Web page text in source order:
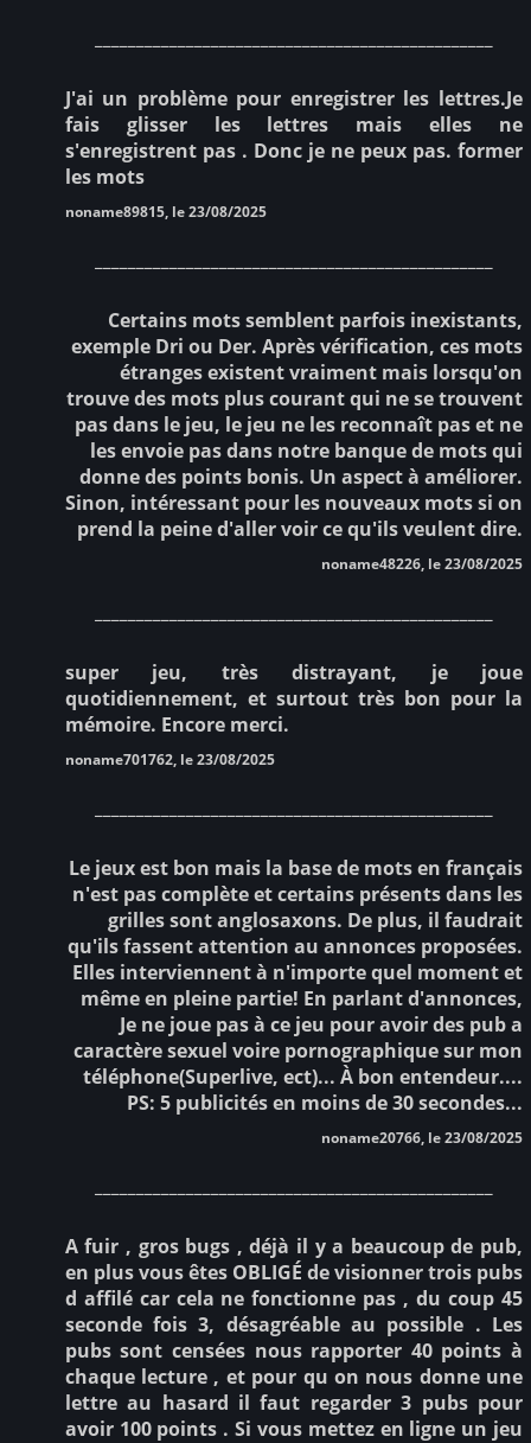
J'ai un problème pour enregistrer les lettres.Je
fais glisser les lettres mais elles ne
s'enregistrent pas . Donc je ne peux pas. former
les mots
noname89815, le 23/08/2025
Certains mots semblent parfois inexistants,
exemple Dri ou Der. Après vérification, ces mots
étranges existent vraiment mais lorsqu'on
trouve des mots plus courant qui ne se trouvent
pas dans le jeu, le jeu ne les reconnaît pas et ne
les envoie pas dans notre banque de mots qui
donne des points bonis. Un aspect à améliorer.
Sinon, intéressant pour les nouveaux mots si on
prend la peine d'aller voir ce qu'ils veulent dire.
noname48226, le 23/08/2025
super jeu, très distrayant, je joue
quotidiennement, et surtout très bon pour la
mémoire. Encore merci.
noname701762, le 23/08/2025
Le jeux est bon mais la base de mots en français
n'est pas complète et certains présents dans les
grilles sont anglosaxons. De plus, il faudrait
qu'ils fassent attention au annonces proposées.
Elles interviennent à n'importe quel moment et
même en pleine partie! En parlant d'annonces,
Je ne joue pas à ce jeu pour avoir des pub a
caractère sexuel voire pornographique sur mon
téléphone(Superlive, ect)... À bon entendeur....
PS: 5 publicités en moins de 30 secondes...
noname20766, le 23/08/2025
A fuir , gros bugs , déjà il y a beaucoup de pub,
en plus vous êtes OBLIGÉ de visionner trois pubs
d affilé car cela ne fonctionne pas , du coup 45
seconde fois 3, désagréable au possible . Les
pubs sont censées nous rapporter 40 points à
chaque lecture , et pour qu on nous donne une
lettre au hasard il faut regarder 3 pubs pour
avoir 100 points . Si vous mettez en ligne un jeu